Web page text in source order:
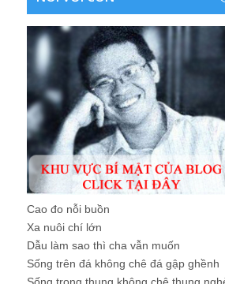
Cao đo nỗi buồn
Xa nuôi chí lớn
Dẫu làm sao thì cha vẫn muốn
Sống trên đá không chê đá gập ghềnh
Sống trong thung không chê thung